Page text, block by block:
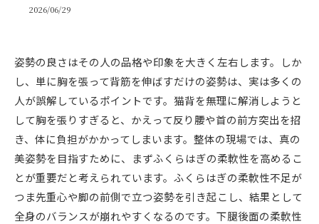
2026/06/29
姿勢の良さはその人の品格や印象を大きく左右します。しか
し、単に胸を張って背筋を伸ばすだけの姿勢は、実は多くの
人が誤解しているポイントです。猫背を無理に解消しようと
して胸を張りすぎると、かえって反り腰や首の前方突出を招
き、体に負担がかかってしまいます。整体の現場では、真の
美姿勢を目指すために、まずふくらはぎの柔軟性を高めるこ
とが重要だと考えられています。ふくらはぎの柔軟性不足が
つま先重心や脚の前側で立つ姿勢を引き起こし、結果として
全身のバランスが崩れやすくなるのです。下腿後面の柔軟性